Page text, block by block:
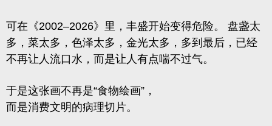
可在《2002–2026》里，丰盛开始变得危险。
盘盏太
多，菜太多，色泽太多，金光太多，多到最后，已经
不再让人流口水，而是让人有点喘不过气。
于是这张画不再是“食物绘画”，
而是消费文明的病理切片。